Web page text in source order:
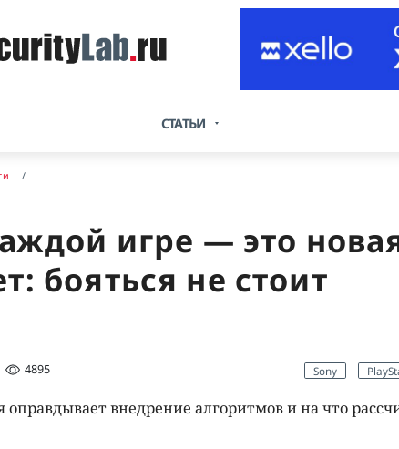
СТАТЬИ
игре — это
бояться не стоит
4895 Sony
внедрение алгоритмов и на что